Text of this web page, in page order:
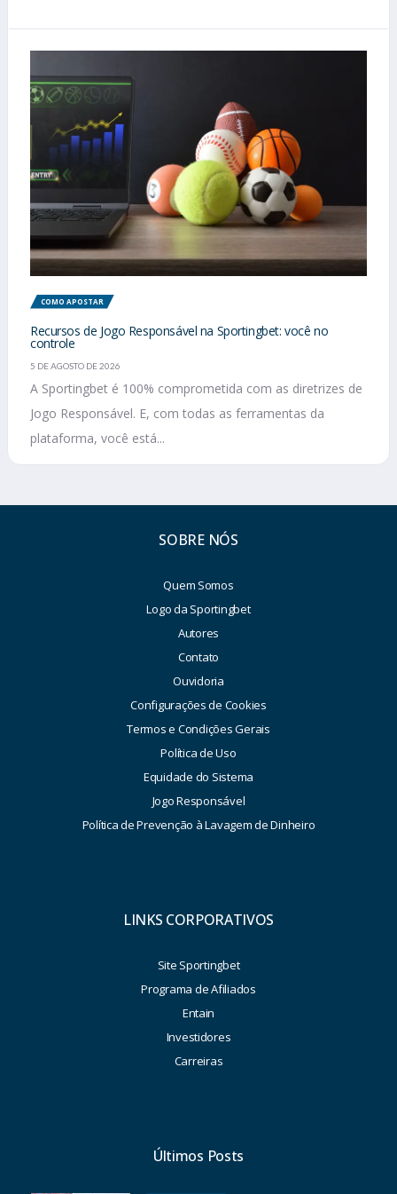
COMO APOSTAR
Recursos de Jogo Responsável na Sportingbet: você no
controle
5 DE AGOSTO DE 2026
A Sportingbet é 100% comprometida com as diretrizes de
Jogo Responsável. E, com todas as ferramentas da
plataforma, você está...
SOBRE NÓS
Quem Somos
Logo da Sportingbet
Autores
Contato
Ouvidoria
Configurações de Cookies
Termos e Condições Gerais
Política de Uso
Equidade do Sistema
Jogo Responsável
Política de Prevenção à Lavagem de Dinheiro
LINKS CORPORATIVOS
Site Sportingbet
Programa de Afiliados
Entain
Investidores
Carreiras
Últimos Posts